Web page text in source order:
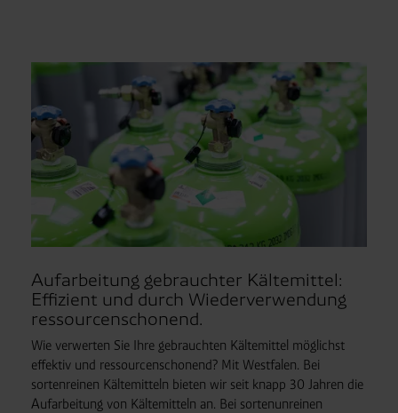
Aufarbeitung gebrauchter Kältemittel:
Effizient und durch Wiederverwendung
ressourcenschonend.
Wie verwerten Sie Ihre gebrauchten Kältemittel möglichst
effektiv und ressourcenschonend? Mit Westfalen. Bei
sortenreinen Kältemitteln bieten wir seit knapp 30 Jahren die
Aufarbeitung von Kältemitteln an. Bei sortenunreinen